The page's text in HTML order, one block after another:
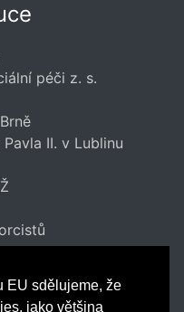
EU sdělujeme, že
jako většina
péči z. s.
II. v Lublinu